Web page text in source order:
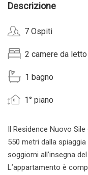
Descrizione
7 Ospiti
2 camere da letto
1 bagno
1° piano
Il Residence Nuovo
550 metri dalla
soggiorni all’insegna
L’appartamento è